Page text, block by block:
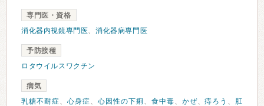
専門医・資格
消化器内視鏡専門医、消化器病専門医
予防接種
ロタウイルスワクチン
病気
乳糖不耐症、 心身症、 心因性の下痢 、 食中毒、 かぜ、痔ろう 、 肛